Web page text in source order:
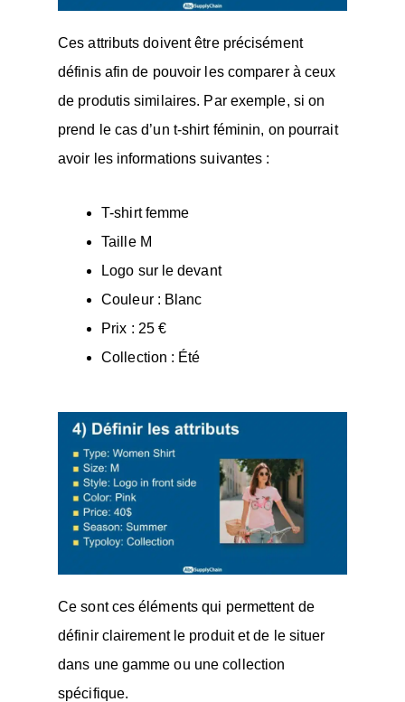
Ces attributs doivent être précisément
définis afin de pouvoir les comparer à ceux
de produtis similaires. Par exemple, si on
prend le cas d’un t-shirt féminin, on pourrait
avoir les informations suivantes :
T-shirt femme
Taille M
Logo sur le devant
Couleur : Blanc
Prix : 25 €
Collection : Été
Ce sont ces éléments qui permettent de
définir clairement le produit et de le situer
dans une gamme ou une collection
spécifique.